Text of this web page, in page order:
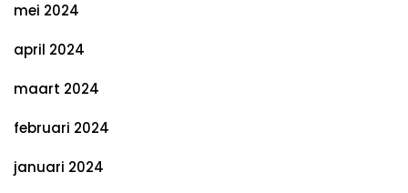
mei 2024
april 2024
maart 2024
februari 2024
januari 2024